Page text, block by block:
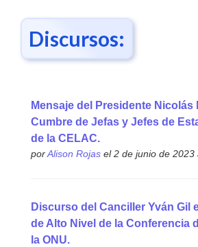
Discursos:
Mensaje del Presidente Nicolás
Cumbre de Jefas y Jefes de
de la CELAC.
porAlison Rojasel 2 de junio de 2023
Discurso del Canciller Yván Gil
de Alto Nivel de la Conferencia
la ONU.